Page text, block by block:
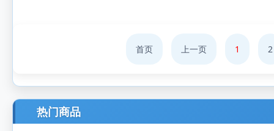
首页 上一页 1 2
热门商品